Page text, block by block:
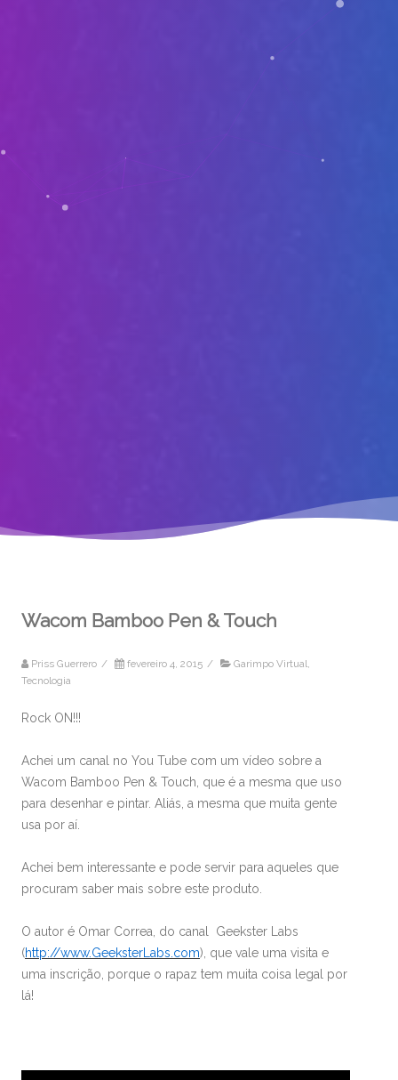
Wacom Bamboo Pen & Touch
Priss Guerrero / fevereiro 4, 2015 / Garimpo Virtual,
Tecnologia
Rock ON!!!
Achei um canal no You Tube com um vídeo sobre a
Wacom Bamboo Pen & Touch, que é a mesma que uso
para desenhar e pintar. Aliás, a mesma que muita gente
usa por aí.
Achei bem interessante e pode servir para aqueles que
procuram saber mais sobre este produto.
O autor é Omar Correa, do canal Geekster Labs
(http://www.GeeksterLabs.com), que vale uma visita e
uma inscrição, porque o rapaz tem muita coisa legal por
lá!